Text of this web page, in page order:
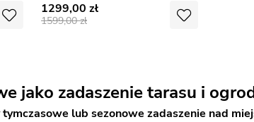
jako zadaszenie tarasu i
lub sezonowe zadaszenie nad
1299,00
1599,00